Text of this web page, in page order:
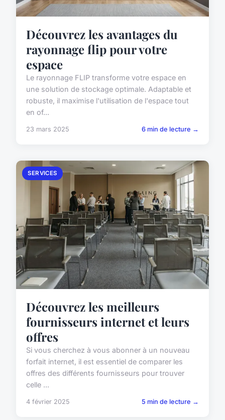
Découvrez les avantages du
rayonnage flip pour votre
espace
Le rayonnage FLIP transforme votre espace en
une solution de stockage optimale. Adaptable et
robuste, il maximise l'utilisation de l'espace tout
en of...
23 mars 2025 6 min de lecture →
SERVICES
Découvrez les meilleurs
fournisseurs internet et leurs
offres
Si vous cherchez à vous abonner à un nouveau
forfait internet, il est essentiel de comparer les
offres des différents fournisseurs pour trouver
celle ...
4 février 2025 5 min de lecture →